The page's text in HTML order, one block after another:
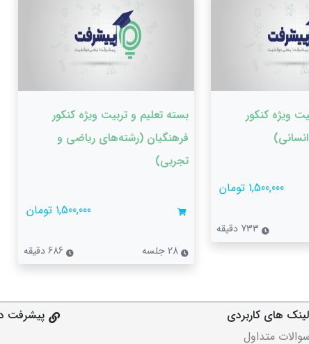
ویژه کنکور
1,500,000 تومان
733 دقیقه
بسته تعلیم و تربیت ویژه کنکور
فرهنگیان (رشته‌های ریاضی و
تجربی)
1,500,000 تومان
28 جلسه
لینک های کاربردی
سوالات متداول
پیشرفت